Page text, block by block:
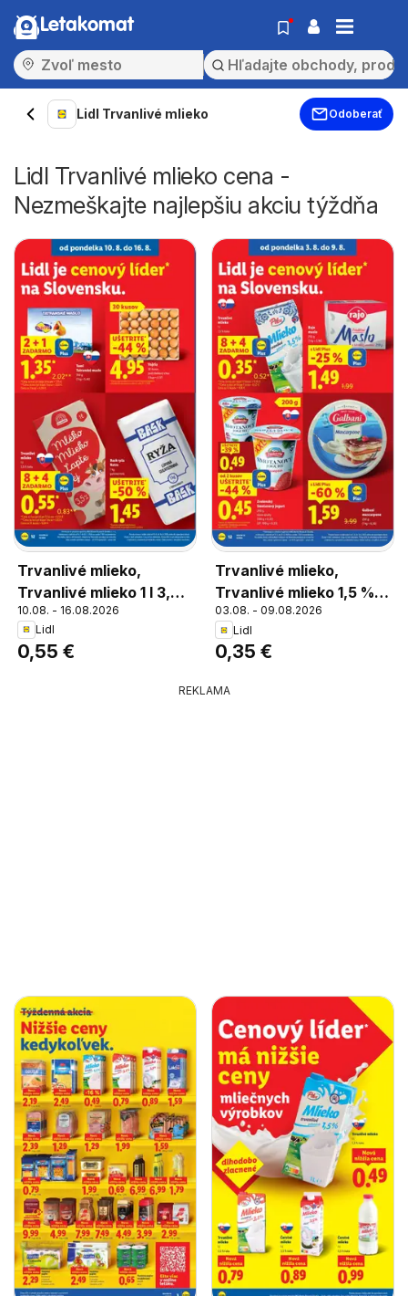
Letakomat
Lidl Trvanlivé mlieko Odoberať
Lidl Trvanlivé mlieko cena -
Nezmeškajte najlepšiu akciu týždňa
Trvanlivé mlieko,
Trvanlivé mlieko 1 l 3,5
% tuku
10.08. - 16.08.2026
Lidl
0,55 €
Trvanlivé mlieko,
Trvanlivé mlieko 1,5 %
tuku
03.08. - 09.08.2026
Lidl
0,35 €
REKLAMA